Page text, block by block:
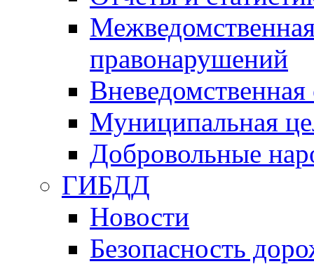
правонарушений
Вневедомственная
Муниципальная
Добровольные
ГИБДД
Новости
Безопасность